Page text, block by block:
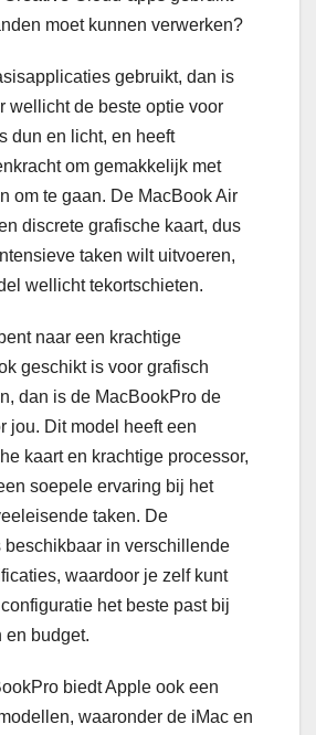
moet kunnen verwerken?
gebruikt, dan is
wellicht de beste optie voor
dun en licht, en heeft
om gemakkelijk met
om te gaan. De MacBook Air
discrete grafische kaart, dus
taken wilt uitvoeren,
wellicht tekortschieten.
naar een krachtige
geschikt is voor grafisch
dan is de MacBookPro de
jou. Dit model heeft een
kaart en krachtige processor,
soepele ervaring bij het
taken. De
beschikbaar in verschillende
waardoor je zelf kunt
het beste past bij
en budget.
biedt Apple ook een
waaronder de iMac en